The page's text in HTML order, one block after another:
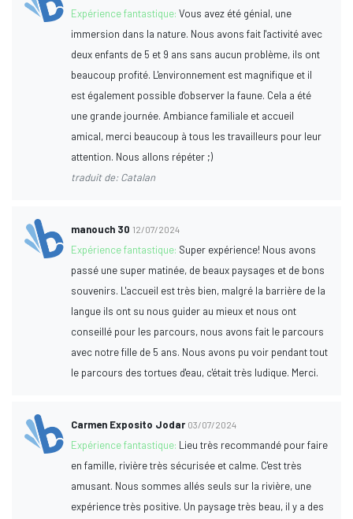
Expérience fantastique:Vous avez été génial, une
immersion dans la nature. Nous avons fait l'activité avec
deux enfants de 5 et 9 ans sans aucun problème, ils ont
beaucoup profité. L'environnement est magnifique et il
est également possible d'observer la faune. Cela a été
une grande journée. Ambiance familiale et accueil
amical, merci beaucoup à tous les travailleurs pour leur
attention. Nous allons répéter ;)
traduit de: Catalan
manouch 30 12/07/2024
Expérience fantastique: Super expérience! Nous avons
passé une super matinée, de beaux paysages et de bons
souvenirs. L'accueil est très bien, malgré la barrière de la
langue ils ont su nous guider au mieux et nous ont
conseillé pour les parcours, nous avons fait le parcours
avec notre fille de 5 ans. Nous avons pu voir pendant tout
le parcours des tortues d'eau, c'était très ludique. Merci.
Carmen Exposito Jodar 03/07/2024
Expérience fantastique: Lieu très recommandé pour faire
en famille, rivière très sécurisée et calme. C'est très
amusant. Nous sommes allés seuls sur la rivière, une
expérience très positive. Un paysage très beau, il y a des